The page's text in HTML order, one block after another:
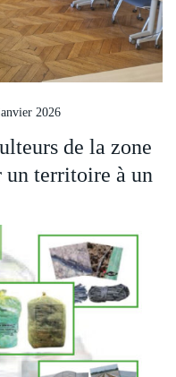
2026
de la zone
un territoire à un